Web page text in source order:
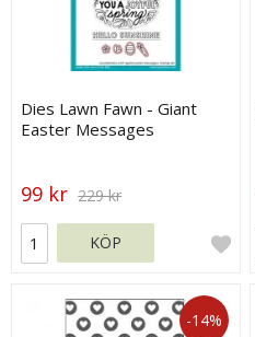
Dies Lawn Fawn - Giant
Easter Messages
99 kr 229 kr
KÖP
-14%